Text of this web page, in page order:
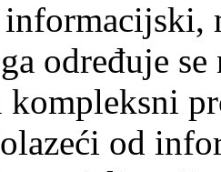
određuje
kompleksni
od